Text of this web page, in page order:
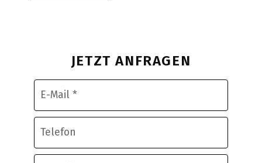
JETZT ANFRAGEN